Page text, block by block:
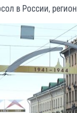
в России,